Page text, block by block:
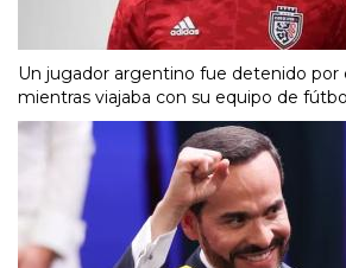
Un jugador argentino fue detenido por
mientras viajaba con su equipo de